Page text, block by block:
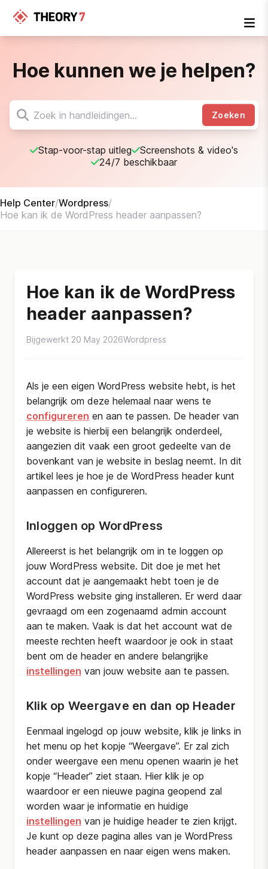
Hoe kunnen we je helpen?
Zoeken
Stap-voor-stap uitleg
Screenshots & video's
24/7 beschikbaar
Help Center/Wordpress/
Hoe kan ik de WordPress header aanpassen?
Hoe kan ik de WordPress
header aanpassen?
Bijgewerkt 20 May 2026Wordpress
Als je een eigen WordPress website hebt, is het
belangrijk om deze helemaal naar wens te
configureren en aan te passen. De header van
je website is hierbij een belangrijk onderdeel,
aangezien dit vaak een groot gedeelte van de
bovenkant van je website in beslag neemt. In dit
artikel lees je hoe je de WordPress header kunt
aanpassen en configureren.
Inloggen op WordPress
Allereerst is het belangrijk om in te loggen op
jouw WordPress website. Dit doe je met het
account dat je aangemaakt hebt toen je de
WordPress website ging installeren. Er werd daar
gevraagd om een zogenaamd admin account
aan te maken. Vaak is dat het account wat de
meeste rechten heeft waardoor je ook in staat
bent om de header en andere belangrijke
instellingen van jouw website aan te passen.
Klik op Weergave en dan op Header
Eenmaal ingelogd op jouw website, klik je links in
het menu op het kopje “Weergave”. Er zal zich
onder weergave een menu openen waarin je het
kopje “Header” ziet staan. Hier klik je op
waardoor er een nieuwe pagina geopend zal
worden waar je informatie en huidige
instellingen van je huidige header te zien krijgt.
Je kunt op deze pagina alles van je WordPress
header aanpassen en naar eigen wens maken.